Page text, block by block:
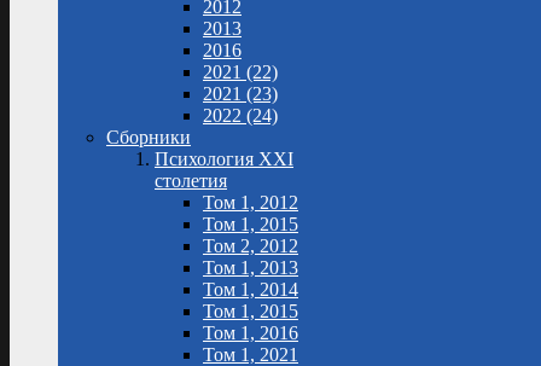
2012
2013
2016
2021 (22)
2021 (23)
2022 (24)
Сборники
Психология XXI
столетия
Том 1, 2012
Том 1, 2015
Том 2, 2012
Том 1, 2013
Том 1, 2014
Том 1, 2015
Том 1, 2016
Том 1, 2021